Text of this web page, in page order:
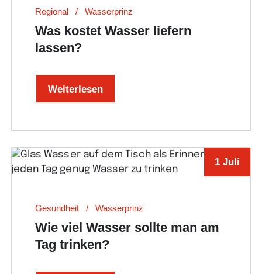
Regional Wasserprinz
Was kostet Wasser liefern
lassen?
Weiterlesen
1 Juli
Gesundheit Wasserprinz
Wie viel Wasser sollte man am
Tag trinken?